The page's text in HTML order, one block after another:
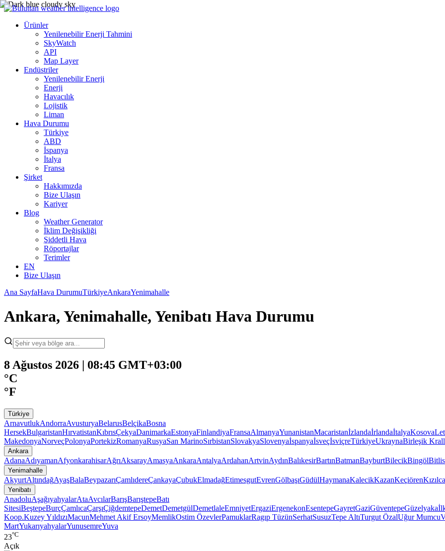
Ürünler
Yenilenebilir Enerji Tahmini
SkyWatch
API
Map Layer
Endüstriler
Yenilenebilir Enerji
Enerji
Havacılık
Lojistik
Liman
Hava Durumu
Türkiye
ABD
İspanya
İtalya
Fransa
Şirket
Hakkımızda
Bize Ulaşın
Kariyer
Blog
Weather Generator
İklim Değişikliği
Şiddetli Hava
Röportajlar
Terimler
EN
Bize Ulaşın
Ana SayfaHava DurumuTürkiyeAnkaraYenimahalle
Ankara, Yenimahalle, Yenibatı Hava Durumu
8 Ağustos 2026 | 08:45 GMT+03:00
°C
°F
Türkiye
ArnavutlukAndorraAvusturyaBelarusBelçikaBosna
HersekBulgaristanHırvatistanKıbrısÇekyaDanimarkaEstonyaFinlandiyaFransaAlmanyaYunanistanMacaristanİzlandaİrlandaİtalyaKosova
MakedonyaNorveçPolonyaPortekizRomanyaRusyaSan MarinoSırbistanSlovakyaSlovenyaİspanyaİsveçİsviçreTürkiyeUkraynaBirleşik
Ankara
AdanaAdıyamanAfyonkarahisarAğrıAksarayAmasyaAnkaraAntalyaArdahanArtvinAydınBalıkesirBartınBatmanBayburtBilecikBingölBitlis
Yenimahalle
AkyurtAltındağAyaşBalaBeypazarıÇamlıdereÇankayaÇubukElmadağEtimesgutEvrenGölbaşıGüdülHaymanaKalecikKazanKeçiören
Yenibatı
AnadoluAşağıyahyalarAtaAvcılarBarışBarıştepeBatı
SitesiBeştepeBurçÇamlıcaÇarşıÇiğdemtepeDemetDemetgülDemetlaleEmniyetErgaziErgenekonEsentepeGayretGaziGüventepeGüzelyaka
Koop.Kuzey YıldızıMacunMehmet Akif ErsoyMemlikOstim ÖzevlerPamuklarRagıp TüzünSerhatSusuzTepe AltıTurgut ÖzalUğur Mumcu
MartYukarıyahyalarYunusemreYuva
23°C
Açık